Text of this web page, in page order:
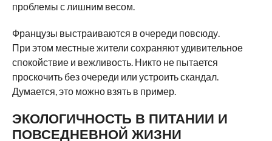
проблемы с лишним весом.
Французы выстраиваются в очереди повсюду.
При этом местные жители сохраняют удивительное
спокойствие и вежливость. Никто не пытается
проскочить без очереди или устроить скандал.
Думается, это можно взять в пример.
ЭКОЛОГИЧНОСТЬ В ПИТАНИИ И
ПОВСЕДНЕВНОЙ ЖИЗНИ